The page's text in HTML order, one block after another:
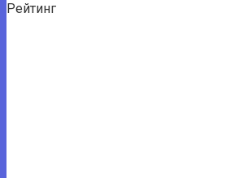
Рейтинг